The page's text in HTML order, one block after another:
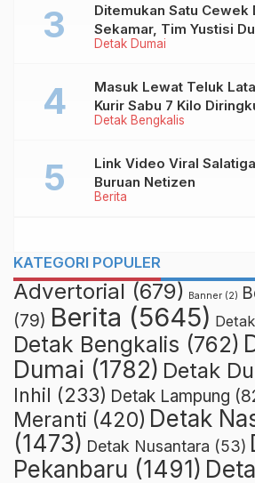
Detak Dumai
Ditemukan Satu Cewek
Sekamar, Tim Yustisi
Puluhan Pasangan
Detak Bengkalis
Masuk Lewat Teluk
Kurir Sabu 7 Kilo
Berita
Link Video Viral
Buruan Netizen
KATEGORI POPULER
Advertorial (679) Banner (2)
(79) Berita (5645)
Detak Bengkalis (762)
Dumai (1782) Detak
Inhil (233) Detak Lampung
Meranti (420) Detak
(1473) Detak Nusantara (53)
Pekanbaru (1491)